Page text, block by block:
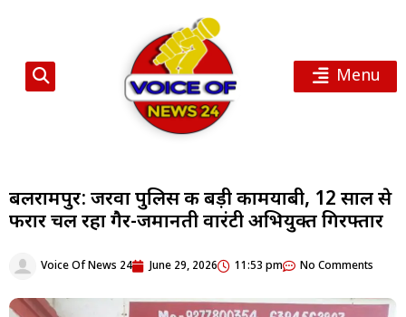
Menu
बलरामपुर: जरवा पुलिस की बड़ी कामयाबी, 12 साल से
फरार चल रहा गैर-जमानती वारंटी अभियुक्त गिरफ्तार
Voice Of News 24 June 29, 2026 11:53 pm No Comments